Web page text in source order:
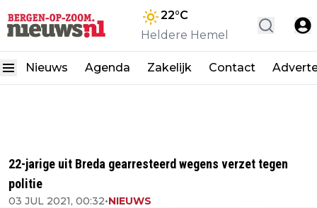
22°C
Heldere Hemel
Nieuws Agenda Zakelijk Contact
22-jarige uit Breda gearresteerd wegens verzet tegen
politie
03 JUL 2021, 00:32•NIEUWS